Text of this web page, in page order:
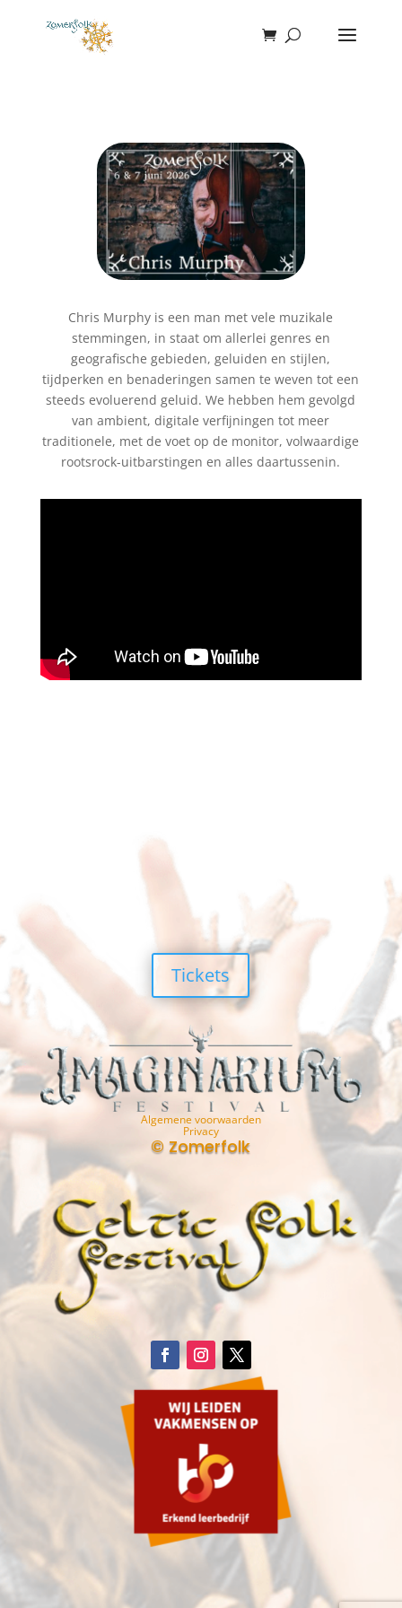
Chris Murphy is een man met vele muzikale
stemmingen, in staat om allerlei genres en
geografische gebieden, geluiden en stijlen,
tijdperken en benaderingen samen te weven tot een
steeds evoluerend geluid. We hebben hem gevolgd
van ambient, digitale verfijningen tot meer
traditionele, met de voet op de monitor, volwaardige
rootsrock-uitbarstingen en alles daartussenin.
Tickets
Algemene voorwaarden
Privacy
© Zomerfolk